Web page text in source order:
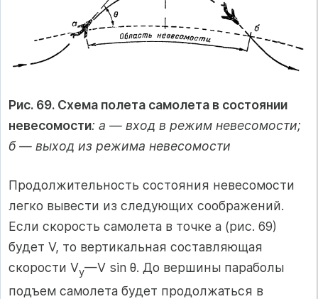
Рис. 69. Схема полета самолета в состоянии
невесомости: а — вход в режим невесомости;
б — выход из режима невесомости
Продолжительность состояния невесомости
легко вывести из следующих соображений.
Если скорость самолета в точке а (рис. 69)
будет V, то вертикальная составляющая
скорости Vy—V sin θ. До вершины параболы
подъем самолета будет продолжаться в